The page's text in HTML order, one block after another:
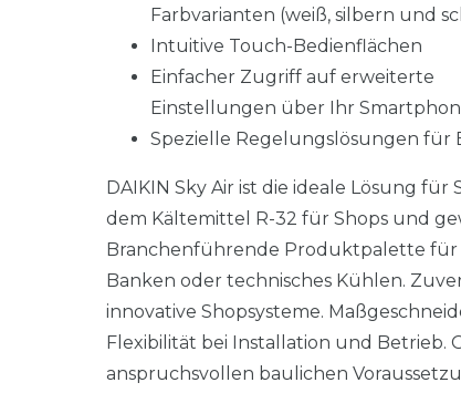
Farbvarianten (weiß, silbern und
Intuitive Touch-Bedienflächen
Einfacher Zugriff auf erweiterte
Einstellungen über Ihr
Spezielle Regelungslösungen
DAIKIN Sky Air ist die ideale Lösung
dem Kältemittel R-32 für Shops und
Branchenführende Produktpalette für
Banken oder technisches Kühlen.
innovative Shopsysteme.
Flexibilität bei Installation und Betrieb.
anspruchsvollen baulichen